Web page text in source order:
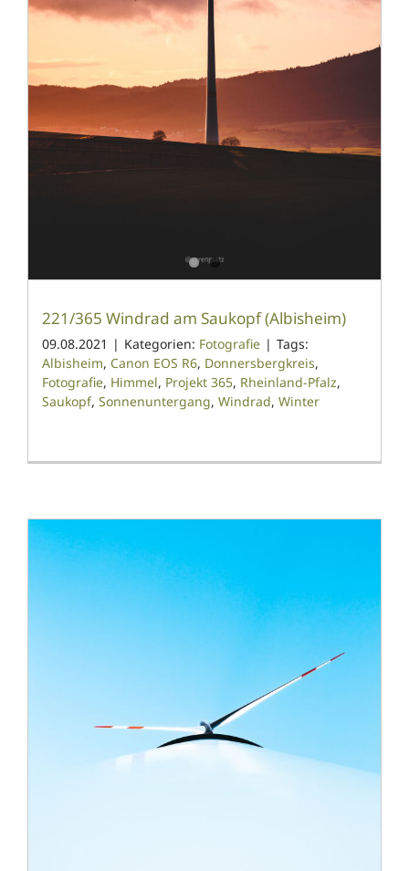
221/365 Windrad am Saukopf (Albisheim)
09.08.2021 | Kategorien: Fotografie | Tags:
Albisheim, Canon EOS R6, Donnersbergkreis,
Fotografie, Himmel, Projekt 365, Rheinland-Pfalz,
Saukopf, Sonnenuntergang, Windrad, Winter